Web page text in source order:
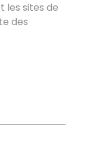
les sites de
des